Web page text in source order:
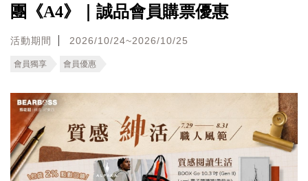
團《A4》｜誠品會員購票優惠
活動期間 2026/10/24~2026/10/25
會員獨享 會員優惠